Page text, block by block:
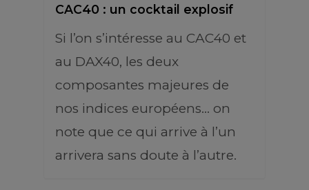
CAC40 : un cocktail explosif
Si l’on s’intéresse au CAC40 et
au DAX40, les deux
composantes majeures de
nos indices européens… on
note que ce qui arrive à l’un
arrivera sans doute à l’autre.